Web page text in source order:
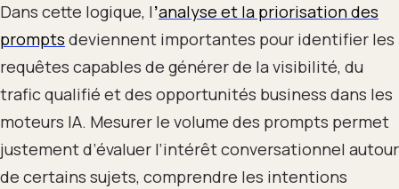
Dans cette logique, l’analyse et la priorisation des
prompts deviennent importantes pour identifier les
requêtes capables de générer de la visibilité, du
trafic qualifié et des opportunités business dans les
moteurs IA. Mesurer le volume des prompts permet
justement d’évaluer l’intérêt conversationnel autour
de certains sujets, comprendre les intentions